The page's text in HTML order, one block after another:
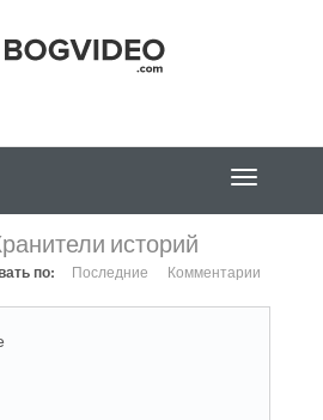
историй
по: Последние Комментарии